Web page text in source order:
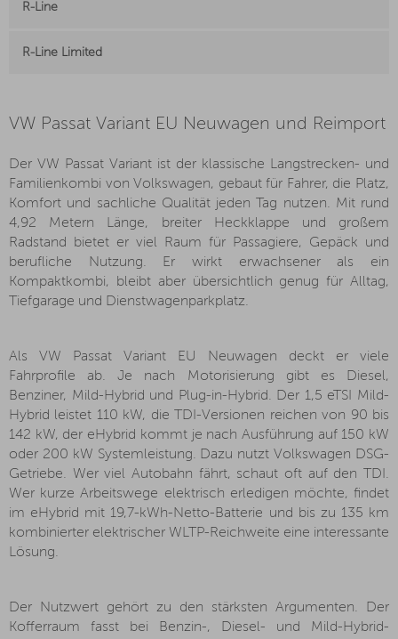
R-Line
R-Line Limited
VW Passat Variant EU Neuwagen und Reimport
Der VW Passat Variant ist der klassische Langstrecken- und
Familienkombi von Volkswagen, gebaut für Fahrer, die Platz,
Komfort und sachliche Qualität jeden Tag nutzen. Mit rund
4,92 Metern Länge, breiter Heckklappe und großem
Radstand bietet er viel Raum für Passagiere, Gepäck und
berufliche Nutzung. Er wirkt erwachsener als ein
Kompaktkombi, bleibt aber übersichtlich genug für Alltag,
Tiefgarage und Dienstwagenparkplatz.
Als VW Passat Variant EU Neuwagen deckt er viele
Fahrprofile ab. Je nach Motorisierung gibt es Diesel,
Benziner, Mild-Hybrid und Plug-in-Hybrid. Der 1,5 eTSI Mild-
Hybrid leistet 110 kW, die TDI-Versionen reichen von 90 bis
142 kW, der eHybrid kommt je nach Ausführung auf 150 kW
oder 200 kW Systemleistung. Dazu nutzt Volkswagen DSG-
Getriebe. Wer viel Autobahn fährt, schaut oft auf den TDI.
Wer kurze Arbeitswege elektrisch erledigen möchte, findet
im eHybrid mit 19,7-kWh-Netto-Batterie und bis zu 135 km
kombinierter elektrischer WLTP-Reichweite eine interessante
Lösung.
Der Nutzwert gehört zu den stärksten Argumenten. Der
Kofferraum fasst bei Benzin-, Diesel- und Mild-Hybrid-